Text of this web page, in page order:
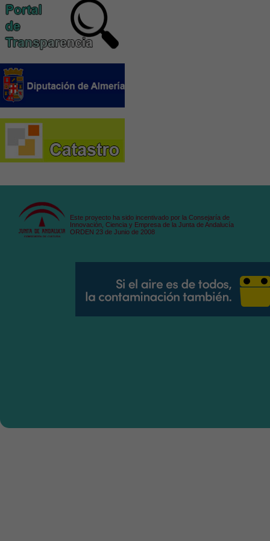
Este proyecto ha sido incentivado por la Consejaría de
Innovación, Ciencia y Empresa de la Junta de Andalucía
ORDEN 23 de Junio de 2008